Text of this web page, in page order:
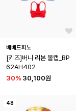
베베드피노
[키즈]버니 리본 볼캡_BP
62AH402
30% 30,100원
48